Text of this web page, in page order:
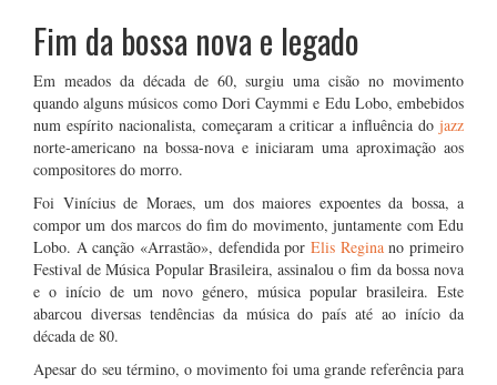
Fim da bossa nova e legado
Em meados da década de 60, surgiu uma cisão no movimento
quando alguns músicos como Dori Caymmi e Edu Lobo, embebidos
num espírito nacionalista, começaram a criticar a influência do jazz
norte-americano na bossa-nova e iniciaram uma aproximação aos
compositores do morro.
Foi Vinícius de Moraes, um dos maiores expoentes da bossa, a
compor um dos marcos do fim do movimento, juntamente com Edu
Lobo. A canção «Arrastão», defendida por Elis Reginano primeiro
Festival de Música Popular Brasileira, assinalou o fim da bossa nova
e o início de um novo género, música popular brasileira. Este
abarcou diversas tendências da música do país até ao início da
década de 80.
Apesar do seu término, o movimento foi uma grande referência para